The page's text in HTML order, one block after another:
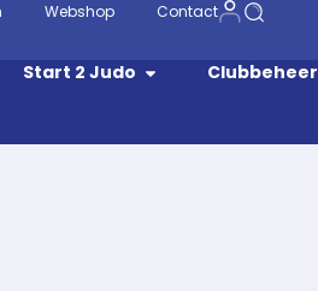
Webshop Contact
Start 2 Judo Clubbeheer